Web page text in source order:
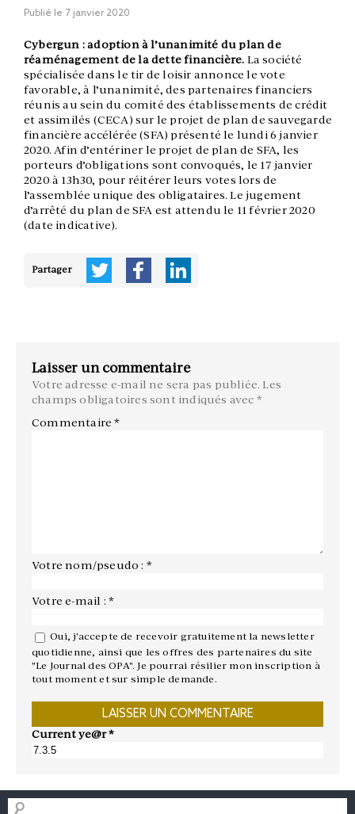
Publié le 7 janvier 2020
Cybergun : adoption à l’unanimité du plan de
réaménagement de la dette financière. La société
spécialisée dans le tir de loisir annonce le vote
favorable, à l’unanimité, des partenaires financiers
réunis au sein du comité des établissements de crédit
et assimilés (CECA) sur le projet de plan de sauvegarde
financière accélérée (SFA) présenté le lundi 6 janvier
2020. Afin d’entériner le projet de plan de SFA, les
porteurs d’obligations sont convoqués, le 17 janvier
2020 à 13h30, pour réitérer leurs votes lors de
l’assemblée unique des obligataires. Le jugement
d’arrêté du plan de SFA est attendu le 11 février 2020
(date indicative).
Partager
Laisser un commentaire
Votre adresse e-mail ne sera pas publiée. Les
champs obligatoires sont indiqués avec *
Commentaire*
Votre nom/pseudo : *
Votre e-mail : *
Oui, j'accepte de recevoir gratuitement la newsletter
quotidienne, ainsi que les offres des partenaires du site
"Le Journal des OPA". Je pourrai résilier mon inscription à
tout moment et sur simple demande.
Current ye@r*